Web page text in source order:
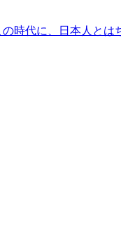
時代に、日本人とは